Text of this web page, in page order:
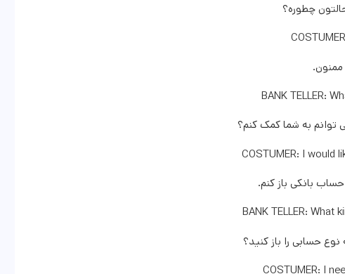
چطوره؟
ممنون.
BANK TELLER:
توانم به شما کمک کنم؟
COSTUMER: I would
بانکی باز کنم.
BANK TELLER: What
حسابی را باز کنید؟
COSTUMER: I